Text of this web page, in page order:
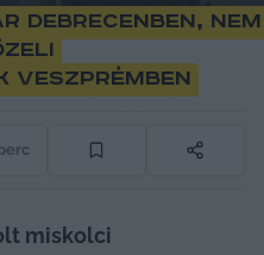
nem
miskolci